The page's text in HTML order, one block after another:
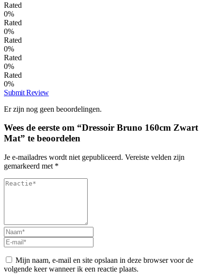
Rated
0%
Rated
0%
Rated
0%
Rated
0%
Rated
0%
Submit Review
Er zijn nog geen beoordelingen.
Wees de eerste om “Dressoir Bruno 160cm Zwart
Mat” te beoordelen
Je e-mailadres wordt niet gepubliceerd. Vereiste velden zijn
gemarkeerd met *
Mijn naam, e-mail en site opslaan in deze browser voor de
volgende keer wanneer ik een reactie plaats.